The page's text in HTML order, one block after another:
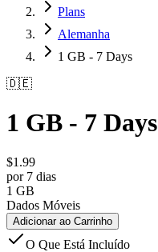
Plans
Alemanha
1 GB - 7 Days
🇩🇪
1 GB - 7 Days
$1.99
por 7 dias
1 GB
Dados Móveis
Adicionar ao Carrinho
O Que Está Incluído